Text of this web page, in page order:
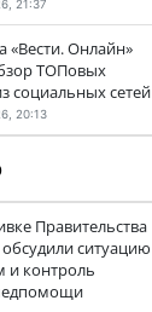
21:37
«Вести. Онлайн»
ТОПовых
социальных сетей
20:13
Правительства
ситуацию
и контроль